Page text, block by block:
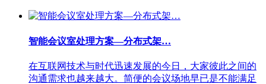
智能会议室处理方案—分布式架…
在互联网技术与时代迅速发展的今日，大家彼此之间的
沟通需求也越来越大。简便的会议场地早已是不能满足